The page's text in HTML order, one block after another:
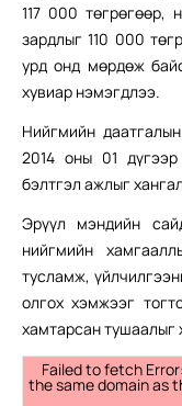
117 000 төгрөгөөр,
зардлыг 110 000
урд онд мөрдөж
хувиар нэмэгдлээ.
Нийгмийн
2014 оны 01
бэлтгэл ажлыг
Эрүүл мэндийн
нийгмийн
тусламж,
олгох хэмжээг
хамтарсан тушаалыг
Failed to fetch
the same domain as